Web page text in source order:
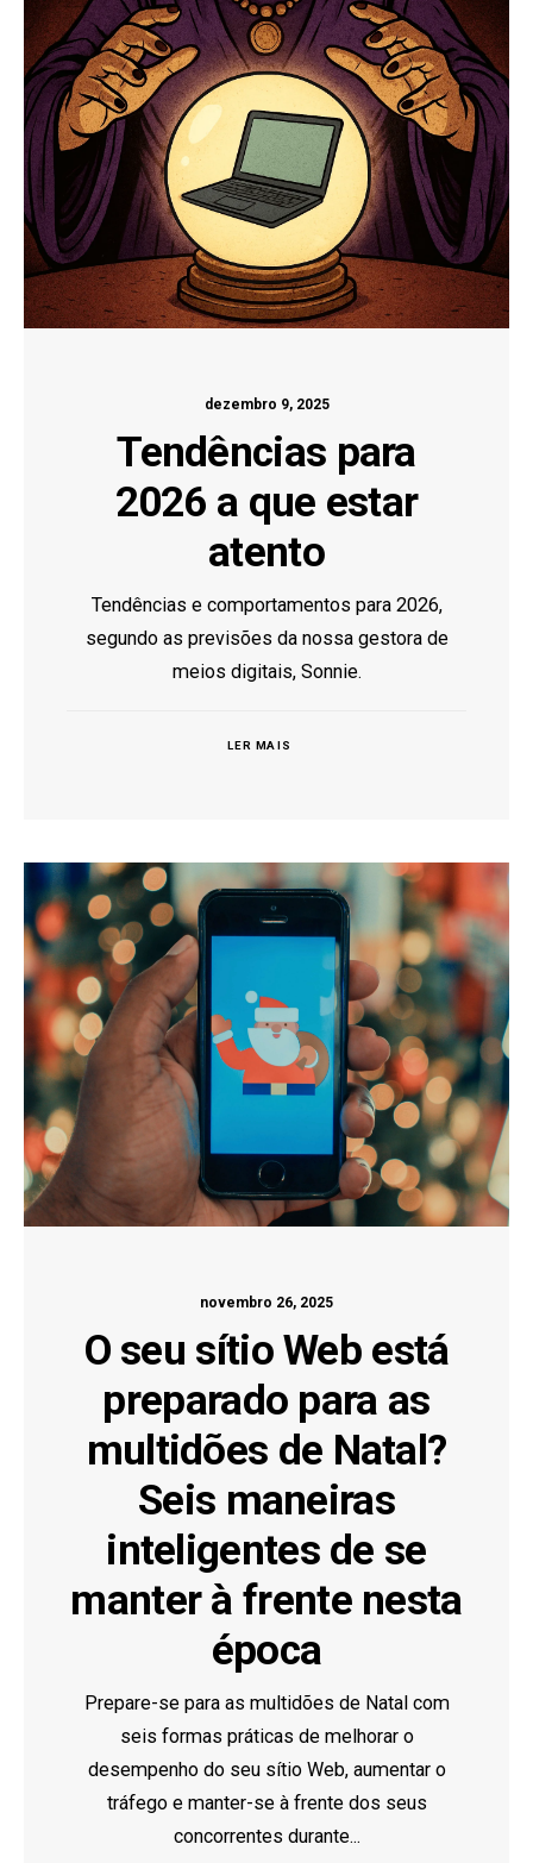
dezembro 9, 2025
Tendências para
2026 a que estar
atento
Tendências e comportamentos para 2026,
segundo as previsões da nossa gestora de
meios digitais, Sonnie.
LER MAIS
novembro 26, 2025
O seu sítio Web está
preparado para as
multidões de Natal?
Seis maneiras
inteligentes de se
manter à frente nesta
época
Prepare-se para as multidões de Natal com
seis formas práticas de melhorar o
desempenho do seu sítio Web, aumentar o
tráfego e manter-se à frente dos seus
concorrentes durante...